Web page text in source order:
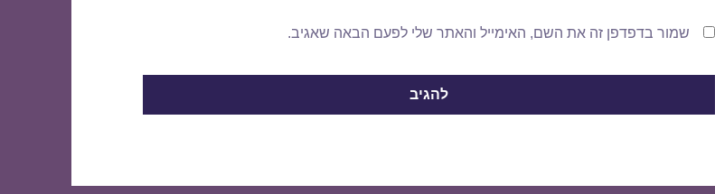
שמור בדפדפן זה את השם, האימייל והאתר שלי לפעם הבאה שאגיב.